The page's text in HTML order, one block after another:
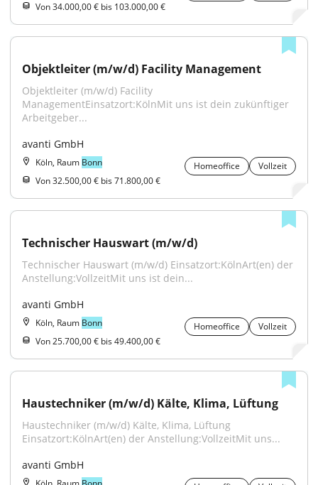
Von 34.000,00 € bis 103.000,00 €
Objektleiter (m/w/d) Facility Management
Objektleiter (m/w/d) Facility
ManagementEinsatzort:KölnMit uns ist dein zukünftiger
Arbeitgeber...
avanti GmbH
Köln, Raum Bonn Homeoffice
Vollzeit
Von 32.500,00 € bis 71.800,00 €
Technischer Hauswart (m/w/d)
Technischer Hauswart (m/w/d) Einsatzort:KölnArt(en) der
Anstellung:VollzeitMit uns ist dein...
avanti GmbH
Köln, Raum Bonn Homeoffice
Vollzeit
Von 25.700,00 € bis 49.400,00 €
Haustechniker (m/w/d) Kälte, Klima, Lüftung
Haustechniker (m/w/d) Kälte, Klima, Lüftung
Einsatzort:KölnArt(en) der Anstellung:VollzeitMit uns...
avanti GmbH